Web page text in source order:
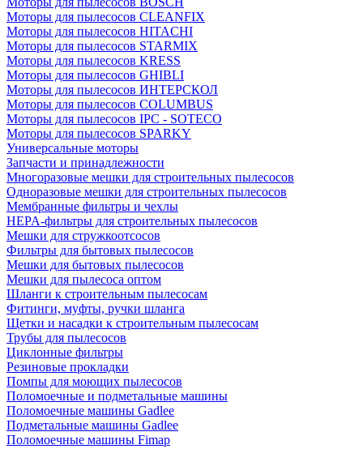
Моторы для пылесосов CLEANFIX
Моторы для пылесосов HITACHI
Моторы для пылесосов STARMIX
Моторы для пылесосов KRESS
Моторы для пылесосов GHIBLI
Моторы для пылесосов ИНТЕРСКОЛ
Моторы для пылесосов COLUMBUS
Моторы для пылесосов IPC - SOTECO
Моторы для пылесосов SPARKY
Универсальные моторы
Запчасти и принадлежности
Многоразовые мешки для строительных пылесосов
Одноразовые мешки для строительных пылесосов
Мембранные фильтры и чехлы
HEPA-фильтры для строительных пылесосов
Мешки для стружкоотсосов
Фильтры для бытовых пылесосов
Мешки для бытовых пылесосов
Мешки для пылесоса оптом
Шланги к строительным пылесосам
Фитинги, муфты, ручки шланга
Щетки и насадки к строительным пылесосам
Трубы для пылесосов
Циклонные фильтры
Резиновые прокладки
Помпы для моющих пылесосов
Поломоечные и подметальные машины
Поломоечные машины Gadlee
Подметальные машины Gadlee
Поломоечные машины Fimap